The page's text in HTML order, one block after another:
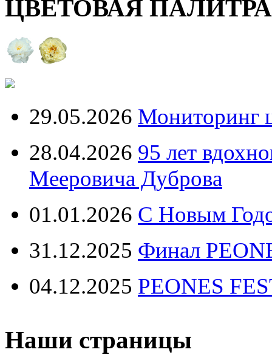
ЦВЕТОВАЯ
29.05.2026 Мониторинг
28.04.2026 95 лет
Мееровича Дуброва
01.01.2026 С Новым
31.12.2025 Финал
04.12.2025 PEONES
Наши страницы